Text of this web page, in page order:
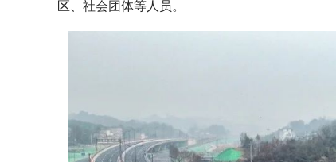
区、社会团体等人员。